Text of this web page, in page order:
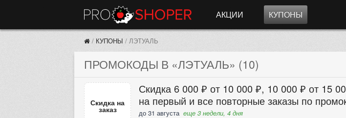
АКЦИИ КУПОНЫ
/ КУПОНЫ / ЛЭТУАЛЬ
ПРОМОКОДЫ В «ЛЭТУАЛЬ» (10)
Скидка на
заказ
Скидка 6 000 ₽ от 10 000 ₽, 10 000 ₽ от 15
на первый и все повторные заказы по
до 31 августа еще 3 недели, 4 дня